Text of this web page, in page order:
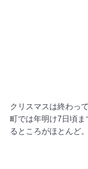
クリスマスは終わっ
町では年明け7日頃
るところがほとんど。